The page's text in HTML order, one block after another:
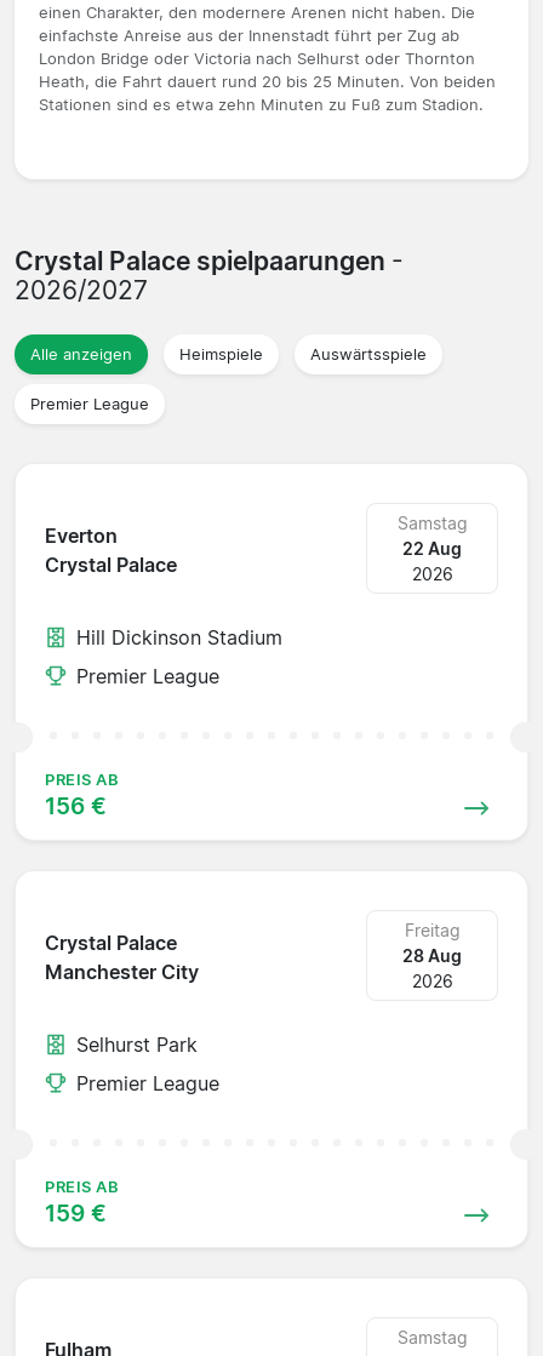
einen Charakter, den modernere Arenen nicht haben. Die
einfachste Anreise aus der Innenstadt führt per Zug ab
London Bridge oder Victoria nach Selhurst oder Thornton
Heath, die Fahrt dauert rund 20 bis 25 Minuten. Von beiden
Stationen sind es etwa zehn Minuten zu Fuß zum Stadion.
Crystal Palace spielpaarungen -
2026/2027
Alle anzeigen Heimspiele Auswärtsspiele
Premier League
Everton
Crystal Palace
Samstag
22 Aug
2026
Hill Dickinson Stadium
Premier League
PREIS AB
156 €
Crystal Palace
Manchester City
Freitag
28 Aug
2026
Selhurst Park
Premier League
PREIS AB
159 €
Fulham
Samstag